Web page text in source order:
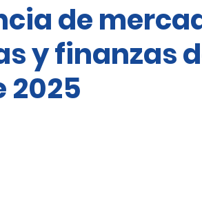
de
y finanzas
2025